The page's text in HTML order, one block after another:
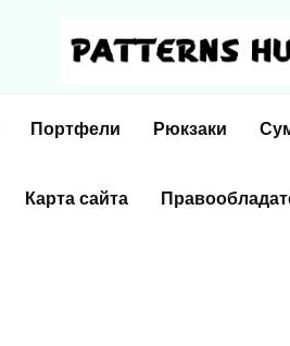
Портфели Рюкзаки
Карта сайта